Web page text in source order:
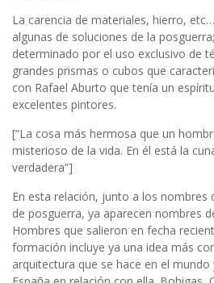
La carencia de materiales, hierro,
algunas de soluciones de la
determinado por el uso exclusivo de
grandes prismas o cubos que
con Rafael Aburto que tenía un
excelentes pintores.
[“La cosa más hermosa que un
misterioso de la vida. En él está la
verdadera”]
En esta relación, junto a los nombres
de posguerra, ya aparecen nombres
Hombres que salieron en fecha
formación incluye ya una idea más
arquitectura que se hace en el mundo